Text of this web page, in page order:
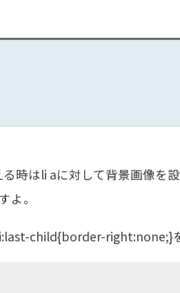
時はli aに対して背景画像を設
よ。
child{border-right:none;}